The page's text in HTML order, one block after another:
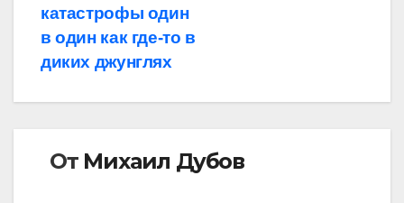
катастрофы один
в один как где-то в
диких джунглях
От Михаил Дубов